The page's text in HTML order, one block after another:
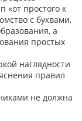
«от простого к
с буквами,
а
простых
наглядности
правил
не должна